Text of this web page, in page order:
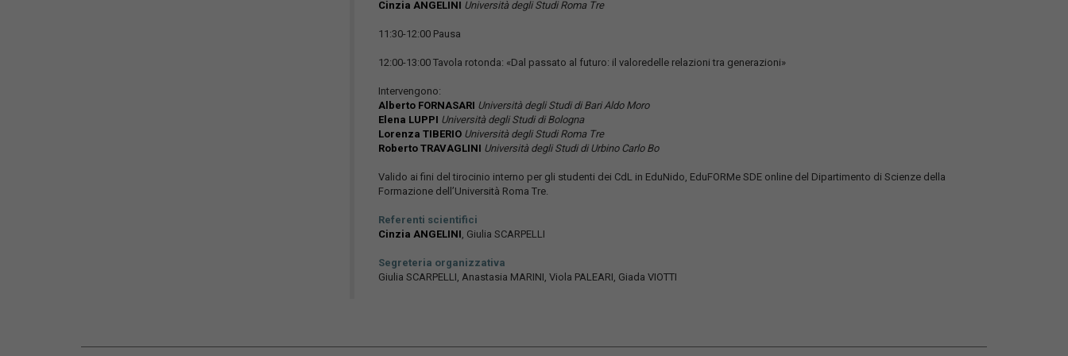
Cinzia ANGELINI Università degli Studi Roma Tre
11:30-12:00 Pausa
12:00-13:00 Tavola rotonda: «Dal passato al futuro: il valoredelle relazioni tra generazioni»
Intervengono:
Alberto FORNASARI Università degli Studi di Bari Aldo Moro
Elena LUPPI Università degli Studi di Bologna
Lorenza TIBERIO Università degli Studi Roma Tre
Roberto TRAVAGLINI Università degli Studi di Urbino Carlo Bo
Valido ai fini del tirocinio interno per gli studenti dei CdL in EduNido, EduFORMe SDE online del Dipartimento di Scienze della
Formazione dell’Università Roma Tre.
Referenti scientifici
Cinzia ANGELINI, Giulia SCARPELLI
Segreteria organizzativa
Giulia SCARPELLI, Anastasia MARINI, Viola PALEARI, Giada VIOTTI